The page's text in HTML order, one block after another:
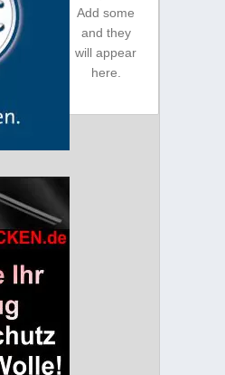
Add some
and they
will appear
here.